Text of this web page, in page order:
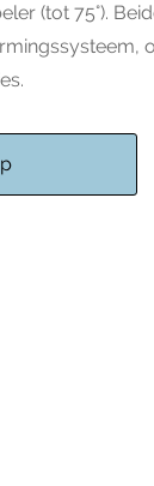
(tot 75°).